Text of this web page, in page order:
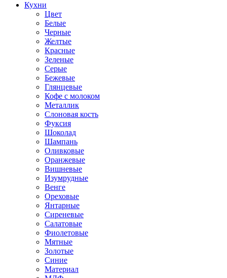
Кухни
Цвет
Белые
Черные
Желтые
Красные
Зеленые
Серые
Бежевые
Глянцевые
Кофе с молоком
Металлик
Слоновая кость
Фуксия
Шоколад
Шампань
Оливковые
Оранжевые
Вишневые
Изумрудные
Венге
Ореховые
Янтарные
Сиреневые
Салатовые
Фиолетовые
Мятные
Золотые
Синие
Материал